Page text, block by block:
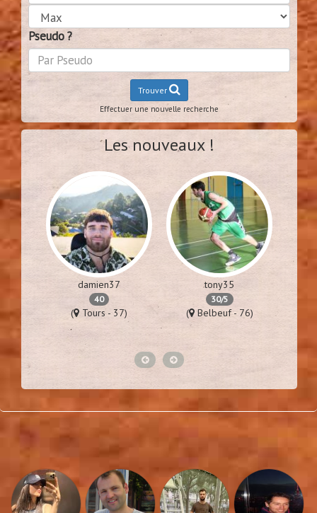
Pseudo ?
Trouver
Effectuer une nouvelle recherche
Les nouveaux !
damien37
40
( Tours - 37)
tony35
30/5
( Belbeuf - 76)